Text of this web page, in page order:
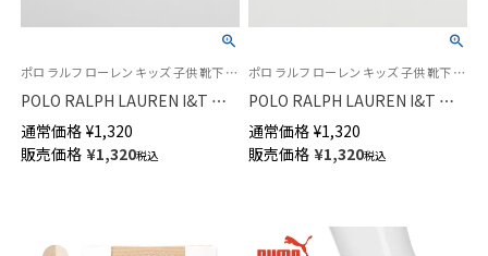
ポロ ラルフ ローレン キッズ 子供 靴下 旧 04835455
POLO RALPH LAUREN I&T ベ
ビー＆キッズ ソックス ロゴ 折
り返し（3つ折り） ショート丈 ソ
ックス 04835565
通常価格 ¥1,320
販売価格 ¥1,320税込
ポロ ラルフ ローレン キッズ 子供 靴下 ロゴ刺繍
POLO RALPH LAUREN I&T ベ
ビー キッズ ワンポイント リブ
ソックス クルー丈 04835406
通常価格 ¥1,320
販売価格 ¥1,320税込